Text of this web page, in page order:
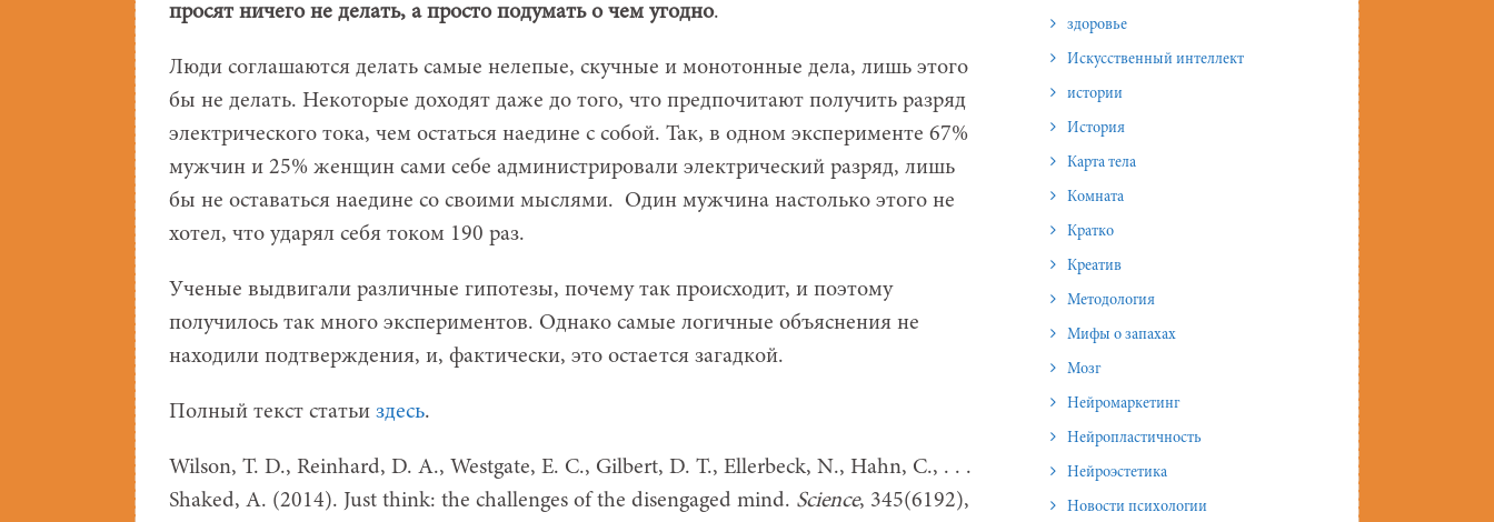
просят ничего не делать, а просто подумать о чем угодно.
Люди соглашаются делать самые нелепые, скучные и монотонные дела, лишь этого
бы не делать. Некоторые доходят даже до того, что предпочитают получить разряд
электрического тока, чем остаться наедине с собой. Так, в одном эксперименте 67%
мужчин и 25% женщин сами себе администрировали электрический разряд, лишь
бы не оставаться наедине со своими мыслями. Один мужчина настолько этого не
хотел, что ударял себя током 190 раз.
Ученые выдвигали различные гипотезы, почему так происходит, и поэтому
получилось так много экспериментов. Однако самые логичные объяснения не
находили подтверждения, и, фактически, это остается загадкой.
Полный текст статьи здесь.
Wilson, T. D., Reinhard, D. A., Westgate, E. C., Gilbert, D. T., Ellerbeck, N., Hahn, C., . . .
Shaked, A. (2014). Just think: the challenges of the disengaged mind. Science, 345(6192),
здоровье
Искусственный интеллект
истории
История
Карта тела
Комната
Кратко
Креатив
Методология
Мифы о запахах
Мозг
Нейромаркетинг
Нейропластичность
Нейроэстетика
Новости психологии